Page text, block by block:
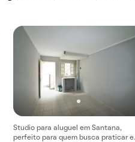
Studio para aluguel em Santana,
perfeito para quem busca praticar e